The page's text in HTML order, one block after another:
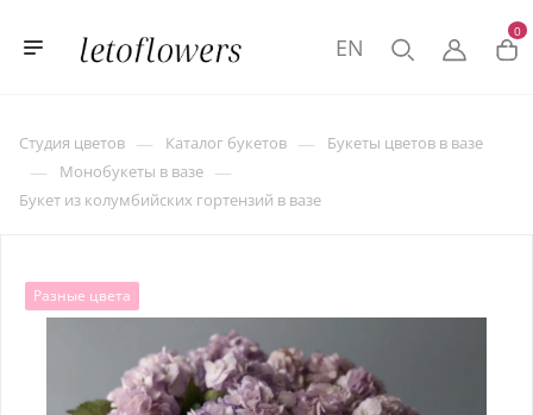
0
EN
Студия цветов — Каталог букетов — Букеты цветов в вазе
— Монобукеты в вазе —
Букет из колумбийских гортензий в вазе
Разные цвета